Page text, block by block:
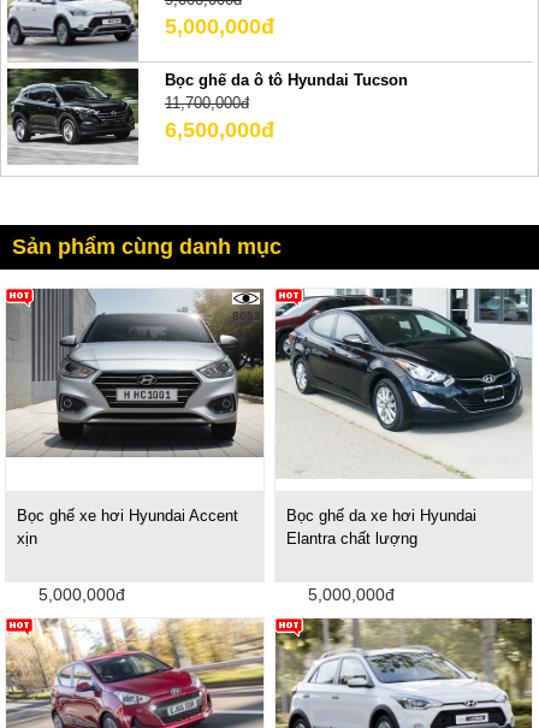
5,000,000đ
Bọc ghế da ô tô Hyundai Tucson
11,700,000đ
6,500,000đ
Sản phẩm cùng danh mục
8052
Bọc ghế xe hơi Hyundai Accent
xịn
5,000,000đ
Bọc ghế da xe hơi Hyundai
Elantra chất lượng
5,000,000đ